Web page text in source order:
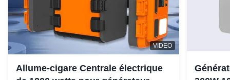
VIDEO
Allume-cigare Centrale électrique